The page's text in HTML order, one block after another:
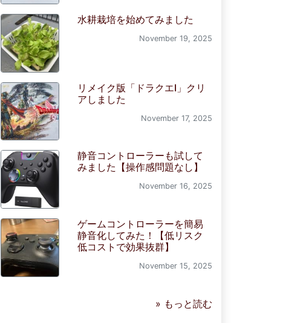
水耕栽培を始めてみました
November 19, 2025
リメイク版「ドラクエI」クリ
アしました
November 17, 2025
静音コントローラーも試して
みました【操作感問題なし】
November 16, 2025
ゲームコントローラーを簡易
静音化してみた！【低リスク
低コストで効果抜群】
November 15, 2025
» もっと読む